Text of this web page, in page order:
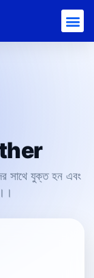
সাথে যুক্ত হন এবং